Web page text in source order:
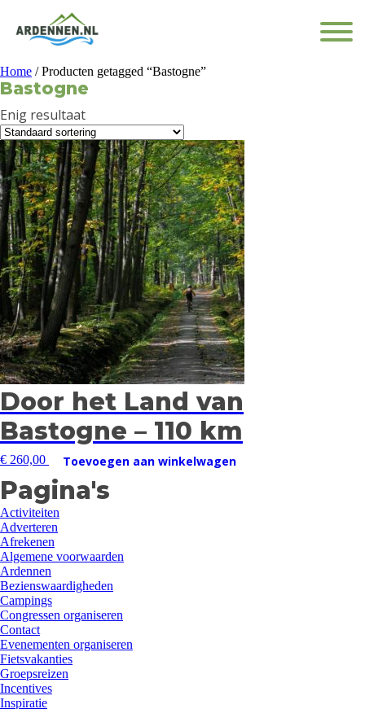
Home / Producten getagged “Bastogne”
Bastogne
Enig resultaat
Door het Land van
Bastogne – 110 km
€ 260,00 Toevoegen aan winkelwagen
Pagina's
Activiteiten
Adverteren
Afrekenen
Algemene voorwaarden
Ardennen
Bezienswaardigheden
Campings
Congressen organiseren
Contact
Evenementen organiseren
Fietsvakanties
Groepsreizen
Incentives
Inspiratie